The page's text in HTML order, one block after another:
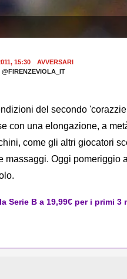
15:30
AVVERSARI
@FIRENZEVIOLA_IT
del secondo
con una elongazione, a
come gli altri giocatori
massaggi. Oggi pomeriggio a
Serie B a 19,99€ per i primi